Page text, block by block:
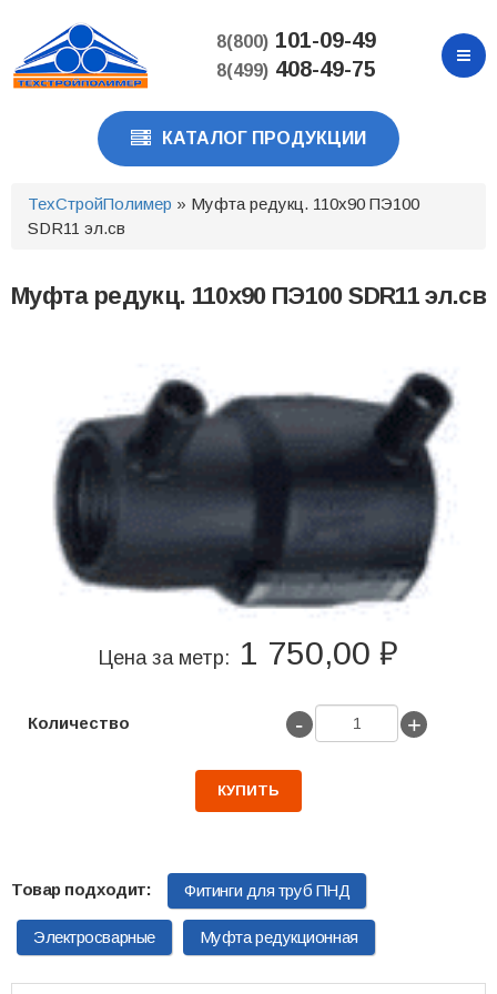
основному
содержанию
8(800)101-09-49
8(499)408-49-75
КАТАЛОГ ПРОДУКЦИИ
ТехСтройПолимер » Муфта редукц. 110х90 ПЭ100
SDR11 эл.св
Муфта редукц. 110х90 ПЭ100 SDR11 эл.св
Цена за метр: 1 750,00 ₽
Количество - +
КУПИТЬ
Фитинги для труб ПНД
Электросварные Муфта редукционная